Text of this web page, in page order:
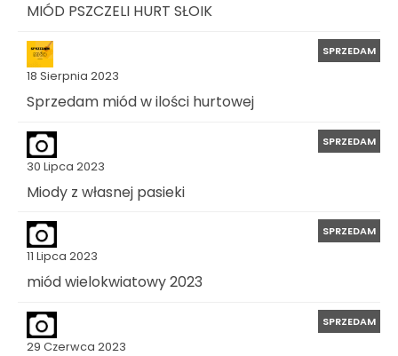
MIÓD PSZCZELI HURT SŁOIK
18 Sierpnia 2023
SPRZEDAM
Sprzedam miód w ilości hurtowej
30 Lipca 2023
SPRZEDAM
Miody z własnej pasieki
11 Lipca 2023
SPRZEDAM
miód wielokwiatowy 2023
29 Czerwca 2023
SPRZEDAM